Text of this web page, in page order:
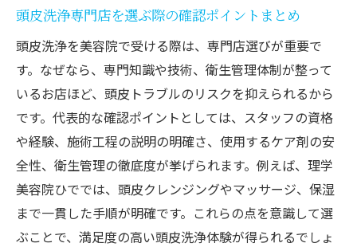
頭皮洗浄専門店を選ぶ際の確認ポイントまとめ
頭皮洗浄を美容院で受ける際は、専門店選びが重要で
す。なぜなら、専門知識や技術、衛生管理体制が整って
いるお店ほど、頭皮トラブルのリスクを抑えられるから
です。代表的な確認ポイントとしては、スタッフの資格
や経験、施術工程の説明の明確さ、使用するケア剤の安
全性、衛生管理の徹底度が挙げられます。例えば、理学
美容院ひででは、頭皮クレンジングやマッサージ、保湿
まで一貫した手順が明確です。これらの点を意識して選
ぶことで、満足度の高い頭皮洗浄体験が得られるでしょ